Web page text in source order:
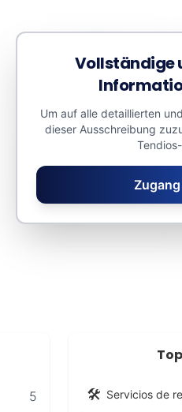
Budgets
377.853 €
Zugewiesenes Volumen: 0
Kleinaufträge: 0 €
814.870 €
Vollständige
Um auf alle detaillierten
dieser Ausschreibung
5 🛠️